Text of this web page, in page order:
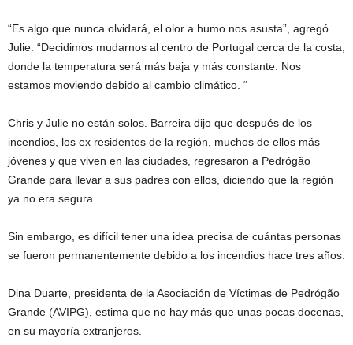
“Es algo que nunca olvidará, el olor a humo nos asusta”, agregó
Julie. “Decidimos mudarnos al centro de Portugal cerca de la costa,
donde la temperatura será más baja y más constante. Nos
estamos moviendo debido al cambio climático. “
Chris y Julie no están solos. Barreira dijo que después de los
incendios, los ex residentes de la región, muchos de ellos más
jóvenes y que viven en las ciudades, regresaron a Pedrógão
Grande para llevar a sus padres con ellos, diciendo que la región
ya no era segura.
Sin embargo, es difícil tener una idea precisa de cuántas personas
se fueron permanentemente debido a los incendios hace tres años.
Dina Duarte, presidenta de la Asociación de Víctimas de Pedrógão
Grande (AVIPG), estima que no hay más que unas pocas docenas,
en su mayoría extranjeros.